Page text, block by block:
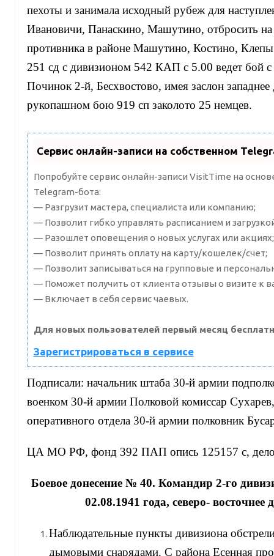
пехоты и занимала исходный рубеж для
Ивановичи, Панаскино, Машутино, отбросить
противника в районе Машутино, Костино,
251 сд с дивизионом 542 КАП с 5.00 ведет бой с
Починок 2-й, Бесхвостово, имея заслон
рукопашном бою 919 сп заколото 25 немцев.
Сервис онлайн-записи на собственном
Попробуйте сервис онлайн-записи VisitTime на
Telegram-бота:
— Разгрузит мастера, специалиста или компанию;
— Позволит гибко управлять расписанием и
— Разошлет оповещения о новых услугах или акциях;
— Позволит принять оплату на карту/кошелек/счет;
— Позволит записываться на групповые и
— Поможет получить от клиента отзывы о визите к
— Включает в себя сервис чаевых.
Для новых пользователей первый месяц
Зарегистрироваться в сервисе
Подписали: начальник штаба 30-й армии
военком 30-й армии Полковой комиссар
оперативного отдела 30-й армии полковник
ЦА МО РФ, фонд 392 ПАП опись 125157 с, дело
Боевое донесение № 40. Командир 2-го
02.08.1941 года, северо-
Наблюдательные пункты дивизиона
дымовыми снарядами. С района Есенная